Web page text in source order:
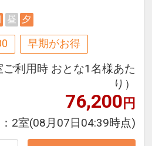
日前までのご予約が
泊条件の変更（部屋、
どもの内訳、食事条
きません。
昼 夕
早期がお得
ご利用時 おとな1名様あた
り）
76,200円
2室(08月07日04:39時点)